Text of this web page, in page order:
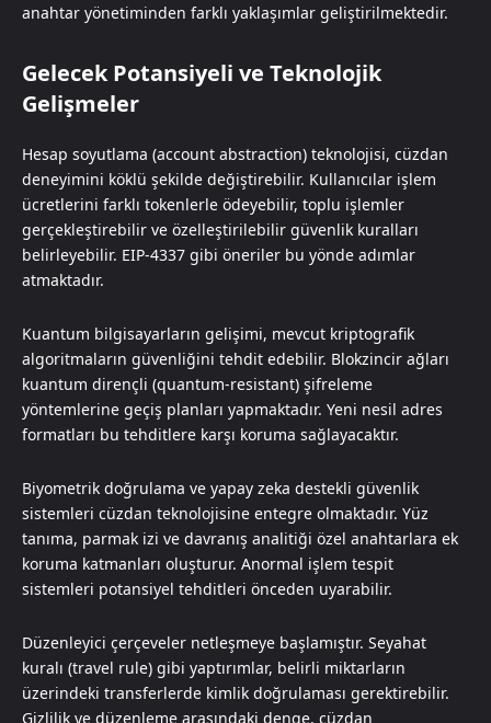
anahtar yönetiminden farklı yaklaşımlar geliştirilmektedir.
Gelecek Potansiyeli ve Teknolojik
Gelişmeler
Hesap soyutlama (account abstraction) teknolojisi, cüzdan
deneyimini köklü şekilde değiştirebilir. Kullanıcılar işlem
ücretlerini farklı tokenlerle ödeyebilir, toplu işlemler
gerçekleştirebilir ve özelleştirilebilir güvenlik kuralları
belirleyebilir. EIP-4337 gibi öneriler bu yönde adımlar
atmaktadır.
Kuantum bilgisayarların gelişimi, mevcut kriptografik
algoritmaların güvenliğini tehdit edebilir. Blokzincir ağları
kuantum dirençli (quantum-resistant) şifreleme
yöntemlerine geçiş planları yapmaktadır. Yeni nesil adres
formatları bu tehditlere karşı koruma sağlayacaktır.
Biyometrik doğrulama ve yapay zeka destekli güvenlik
sistemleri cüzdan teknolojisine entegre olmaktadır. Yüz
tanıma, parmak izi ve davranış analitiği özel anahtarlara ek
koruma katmanları oluşturur. Anormal işlem tespit
sistemleri potansiyel tehditleri önceden uyarabilir.
Düzenleyici çerçeveler netleşmeye başlamıştır. Seyahat
kuralı (travel rule) gibi yaptırımlar, belirli miktarların
üzerindeki transferlerde kimlik doğrulaması gerektirebilir.
Gizlilik ve düzenleme arasındaki denge, cüzdan